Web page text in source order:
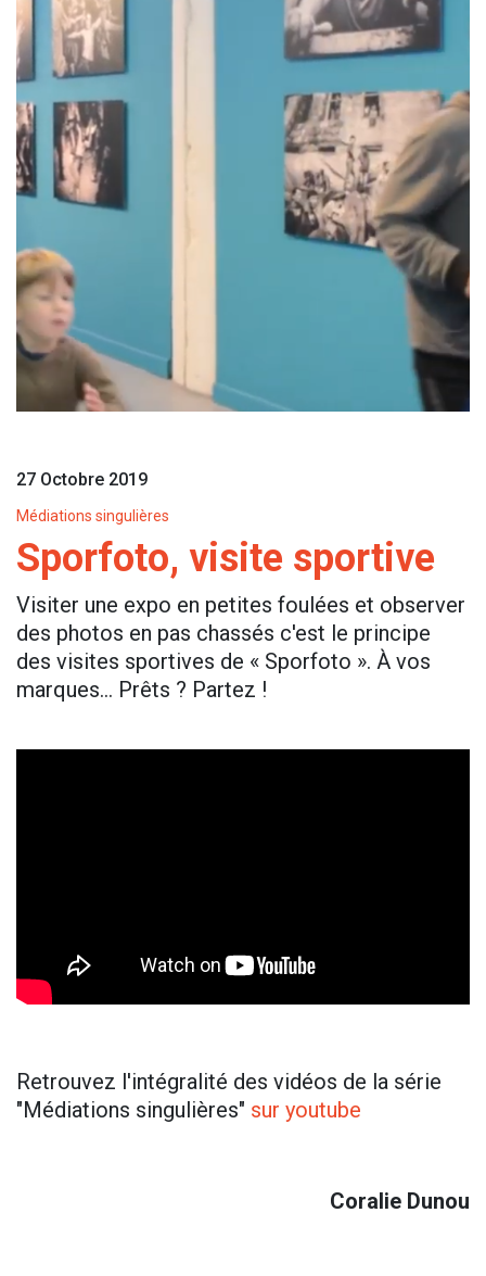
27 Octobre 2019
Médiations singulières
Sporfoto, visite sportive
Visiter une expo en petites foulées et observer
des photos en pas chassés c'est le principe
des visites sportives de « Sporfoto ». À vos
marques... Prêts ? Partez !
Retrouvez l'intégralité des vidéos de la série
"Médiations singulières" sur youtube
Coralie Dunou